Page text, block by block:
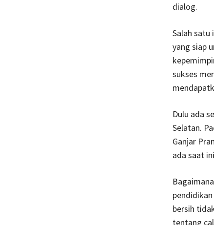
dialog.
Salah
yang siap
sukses
Dulu ada
Selatan.
Ganjar
ada saat
bersih
tentang